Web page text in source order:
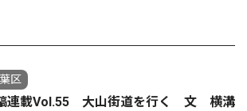
区
連載Vol.55 大山街道を行く 文 横溝